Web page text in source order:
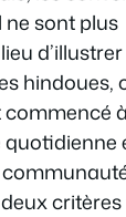
sont plus
hindoues,
quotidienne
critères